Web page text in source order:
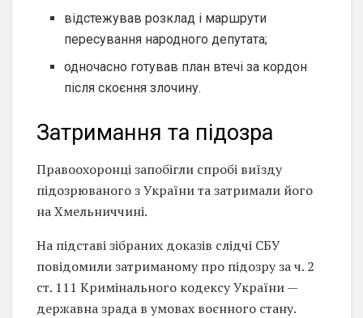
відстежував розклад і маршрути
пересування народного депутата;
одночасно готував план втечі за кордон
після скоєння злочину.
Затримання та підозра
Правоохоронці запобігли спробі виїзду
підозрюваного з України та затримали його
на Хмельниччині.
На підставі зібраних доказів слідчі СБУ
повідомили затриманому про підозру за ч. 2
ст. 111 Кримінального кодексу України —
державна зрада в умовах воєнного стану.